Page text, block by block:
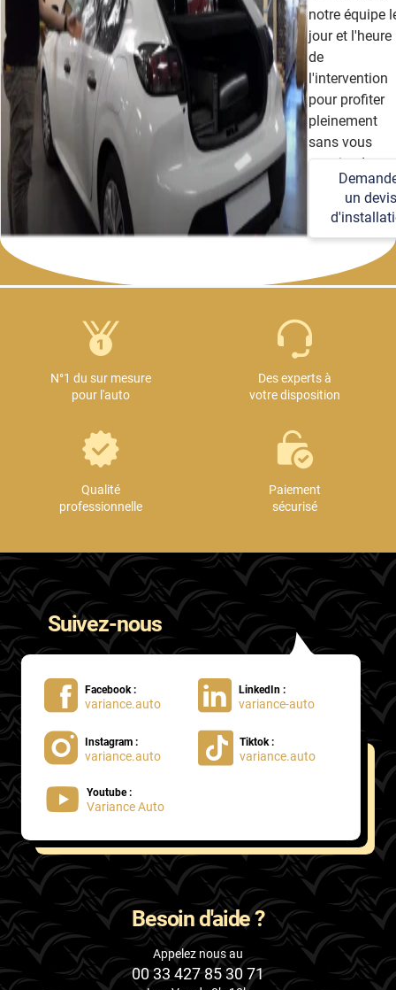
notre équipe
jour et l'heure
de
l'intervention
pour profiter
pleinement
sans vous
soucier des
détails
techniques et
logistiques.
un devis
N°1 du sur mesure
pour l'auto
Des experts à
votre disposition
Qualité
professionnelle
Paiement
sécurisé
Suivez-nous
Facebook :
variance.auto
LinkedIn :
variance-auto
Instagram :
variance.auto
Tiktok :
variance.auto
Youtube :
Variance Auto
Besoin d'aide ?
Appelez nous au
00 33 427 85 30 71